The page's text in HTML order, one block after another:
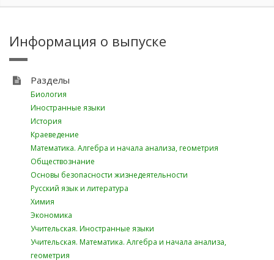
Информация о выпуске
Разделы
Биология
Иностранные языки
История
Краеведение
Математика. Алгебра и начала анализа, геометрия
Обществознание
Основы безопасности жизнедеятельности
Русский язык и литература
Химия
Экономика
Учительская. Иностранные языки
Учительская. Математика. Алгебра и начала анализа,
геометрия